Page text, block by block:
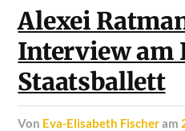
Alexei
Interview am
Staatsballett
von Eva-Elisabeth Fischeram